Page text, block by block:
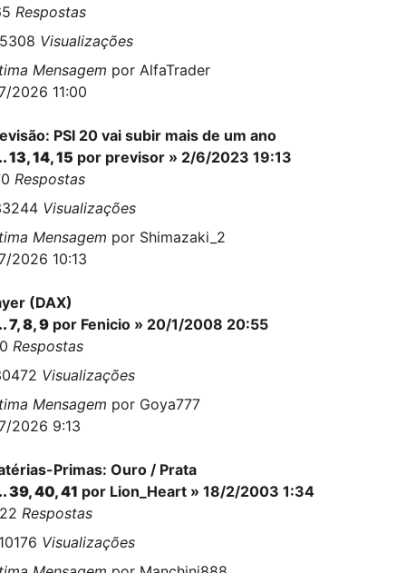
Respostas
Visualizações
Mensagem por AlfaTrader
2026 11:00
PSI 20 vai subir mais de um ano
13,14,15 por previsor » 2/6/2023 19:13
Respostas
Visualizações
Mensagem por Shimazaki_2
2026 10:13
(DAX)
7,8,9 por Fenicio » 20/1/2008 20:55
Respostas
Visualizações
Mensagem por Goya777
2026 9:13
Primas: Ouro / Prata
39,40,41 por Lion_Heart » 18/2/2003 1:34
Respostas
Visualizações